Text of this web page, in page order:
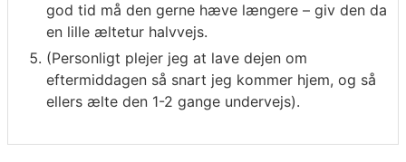
god tid må den gerne hæve længere – giv den da
en lille æltetur halvvejs.
(Personligt plejer jeg at lave dejen om
eftermiddagen så snart jeg kommer hjem, og så
ellers ælte den 1-2 gange undervejs).